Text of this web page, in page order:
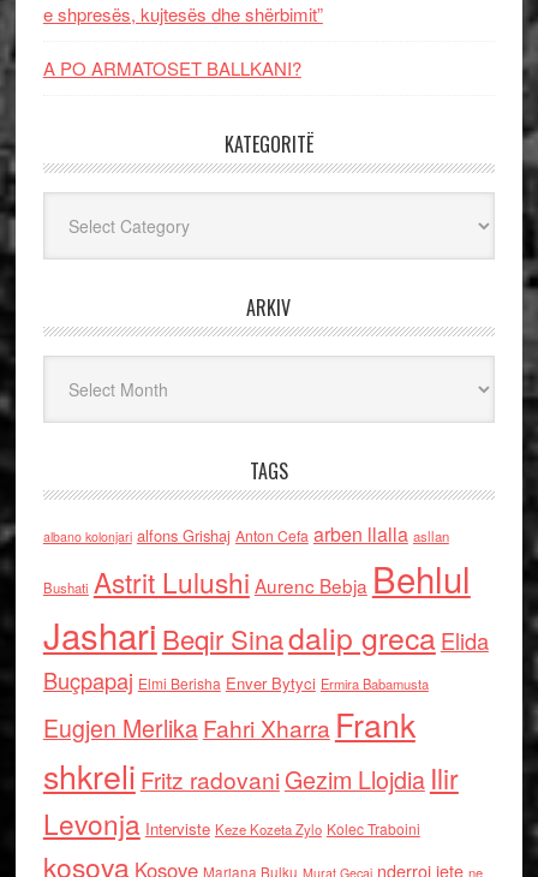
e shpresës, kujtesës dhe shërbimit”
A PO ARMATOSET BALLKANI?
KATEGORITË
ARKIV
TAGS
albano kolonjari alfons Grishaj Anton Cefa arben llalla asllan
Bushati Astrit Lulushi Aurenc Bebja Behlul
Jashari Beqir Sinadalip grecaElida
Buçpapaj Elmi Berisha Enver Bytyci Ermira Babamusta
Eugjen MerlikaFahri Xharra Frank
shkreli Fritz radovaniGezim Llojdia Ilir
Levonja Interviste Keze Kozeta Zylo Kolec Traboini
kosova Kosove Marjana Bulku Murat Gecaj nderroi jete ne